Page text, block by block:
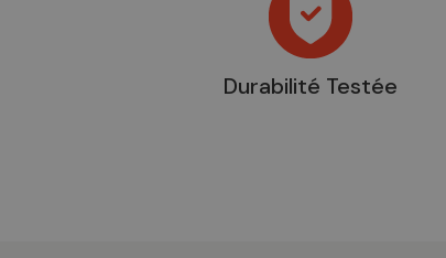
Durabilité Testée